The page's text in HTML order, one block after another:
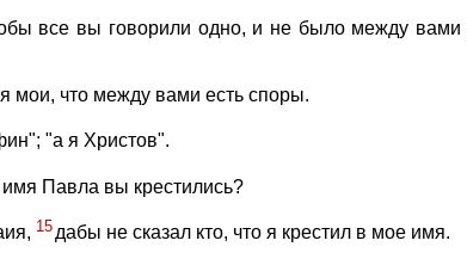
все вы говорили одно, и не было между вами
мои, что между вами есть споры.
"а я Христов".
Павла вы крестились?
15дабы не сказал кто, что я крестил в мое имя.